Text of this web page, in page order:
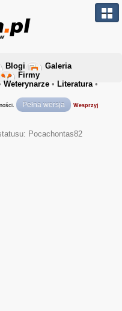
Blogi
Galeria
Firmy
Weterynarze • Literatura•
Pełna wersja Wesprzyj
Pocachontas82